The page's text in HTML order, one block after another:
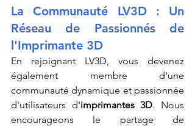
La Communauté LV3D : Un
Réseau de Passionnés de
l'Imprimante 3D
En rejoignant LV3D, vous devenez
également membre d'une
communauté dynamique et passionnée
d'utilisateurs d'imprimantes 3D. Nous
encourageons le partage de